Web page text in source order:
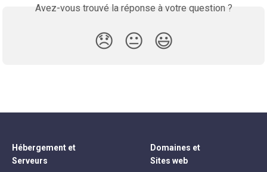
Avez-vous trouvé la réponse à votre question ?
😞 😐 😃
Hébergement et
Serveurs
Domaines et
Sites web